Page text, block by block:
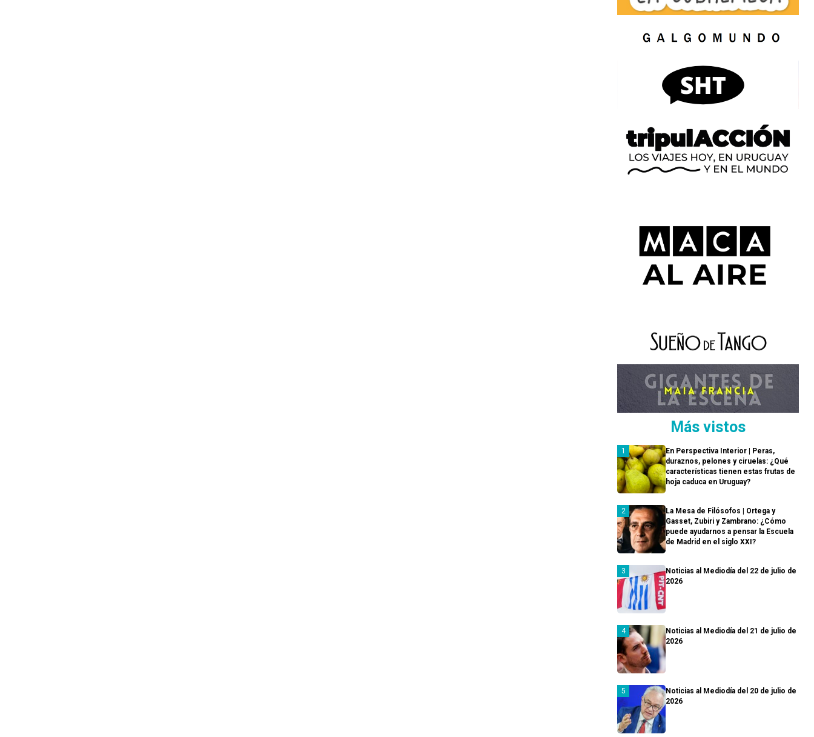
Más vistos
En Perspectiva Interior | Peras,
duraznos, pelones y ciruelas: ¿Qué
características tienen estas frutas de
hoja caduca en Uruguay?
La Mesa de Filósofos | Ortega y
Gasset, Zubiri y Zambrano: ¿Cómo
puede ayudarnos a pensar la Escuela
de Madrid en el siglo XXI?
Noticias al Mediodía del 22 de julio de
2026
Noticias al Mediodía del 21 de julio de
2026
Noticias al Mediodía del 20 de julio de
2026